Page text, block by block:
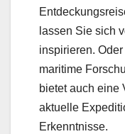
lassen Sie sich
inspirieren.
maritime
bietet auch eine
aktuelle
Erkenntnisse.